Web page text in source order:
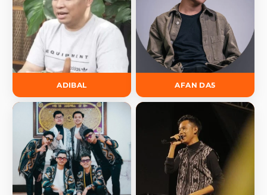
ADIBAL AFAN DA5